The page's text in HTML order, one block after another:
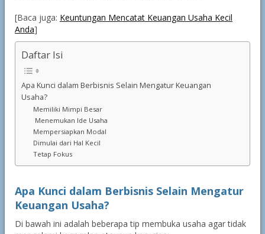
[Baca juga: Keuntungan Mencatat Keuangan Usaha Kecil
Anda]
Daftar Isi
Apa Kunci dalam Berbisnis Selain Mengatur Keuangan
Usaha?
Memiliki Mimpi Besar
Menemukan Ide Usaha
Mempersiapkan Modal
Dimulai dari Hal Kecil
Tetap Fokus
Apa Kunci dalam Berbisnis Selain Mengatur
Keuangan Usaha?
Di bawah ini adalah beberapa tip membuka usaha agar tidak